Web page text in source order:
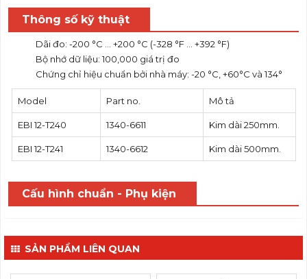
Thông số kỹ thuật
Dãi đo: -200 °C ... +200 °C (-328 °F ... +392 °F)
Bộ nhớ dữ liệu: 100,000 giá trị đo
Chứng chỉ hiệu chuẩn bởi nhà máy: -20 °C, +60°C và 134°
Model Part no. Mô tả
EBI 12-T240 1340-6611 Kim dài 250mm.
EBI 12-T241 1340-6612 Kim dài 500mm.
Cấu hình chuẩn - Phụ kiện
SẢN PHẨM LIÊN QUAN